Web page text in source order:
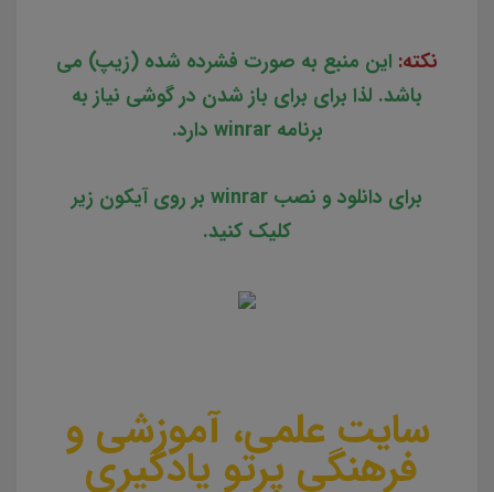
نکته: این منبع به صورت فشرده شده (زیپ) می
باشد. لذا برای برای باز شدن در گوشی نیاز به
برنامه winrar دارد.
برای دانلود و نصب winrar بر روی آیکون زیر
کلیک کنید.
سایت علمی، آموزشی و
فرهنگی پرتو یادگیری